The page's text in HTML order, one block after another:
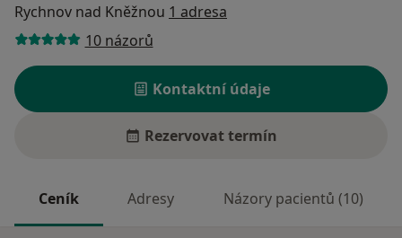
Rychnov nad Kněžnou 1 adresa
10 názorů
Kontaktní údaje
Rezervovat termín
Ceník Adresy Názory pacientů (10)